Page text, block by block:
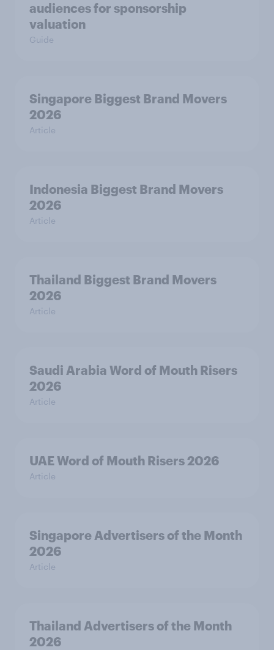
audiences for sponsorship
valuation
Guide
Singapore Biggest Brand Movers
2026
Article
Indonesia Biggest Brand Movers
2026
Article
Thailand Biggest Brand Movers
2026
Article
Saudi Arabia Word of Mouth Risers
2026
Article
UAE Word of Mouth Risers 2026
Article
Singapore Advertisers of the Month
2026
Article
Thailand Advertisers of the Month
2026